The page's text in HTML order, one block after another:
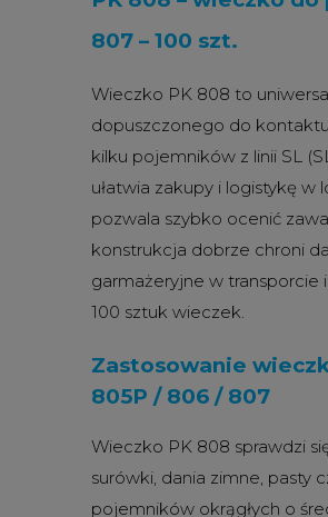
807 – 100 szt.
Wieczko PK 808 to
dopuszczonego do
kilku pojemników z linii SL
ułatwia zakupy i logistykę
pozwala szybko ocenić
konstrukcja dobrze chroni
garmażeryjne w transporcie
100 sztuk wieczek.
Zastosowanie
805P / 806 / 807
Wieczko PK 808 sprawdzi
surówki, dania zimne, pasty
pojemników okrągłych o